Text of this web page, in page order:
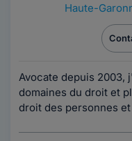
Haute-
Avocate depuis 2003,
domaines du droit et
droit des personnes